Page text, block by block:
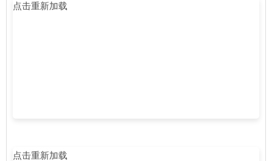
点击重新加载
点击重新加载